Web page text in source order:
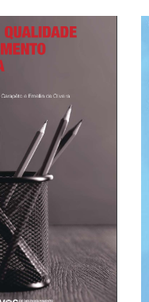
Francisco
Maria
e Emellin
de
e
na
-
FOR OPEN